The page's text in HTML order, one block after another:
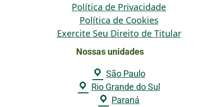
Política de Privacidade
Política de Cookies
Exercite Seu Direito de Titular
Nossas unidades
São Paulo
Rio Grande do Sul
Paraná